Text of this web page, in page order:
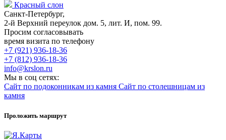
Красный слон
Санкт-Петербург,
2-й Верхний переулок дом. 5, лит. И, пом. 99.
Просим согласовывать
время визита по телефону
+7 (921) 936-18-36
+7 (812) 936-18-36
info@krslon.ru
Мы в соц сетях:
Сайт по подоконникам из камня Сайт по столешницам из
камня
Проложить маршрут